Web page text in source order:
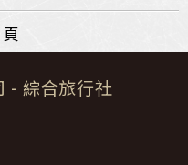
頁
- 綜合旅行社